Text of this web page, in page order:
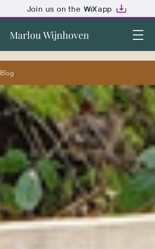
Join us on the app
Marlou Wijnhoven
Blog